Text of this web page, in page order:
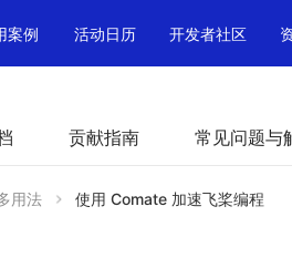
案例 活动日历 开发者社区
贡献指南 常见问题与
用法 使用 Comate 加速飞桨编程